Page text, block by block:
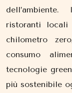
ristoranti
chilometro
consumo
tecnologie
più sostenibile